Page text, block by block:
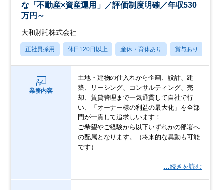
な「不動産×資産運用」／評価制度明確／年収530
万円～
大和財託株式会社
正社員採用 休日120日以上 産休・育休あり 賞与あり
業務内容
土地・建物の仕入れから企画、設計、建
築、リーシング、コンサルティング、売
却、賃貸管理まで一気通貫して自社で行
い、「オーナー様の利益の最大化」を全部
門が一貫して追求しいます！
ご希望やご経験から以下いずれかの部署へ
の配属となります。（将来的な異動も可能
です）
…続きを読む